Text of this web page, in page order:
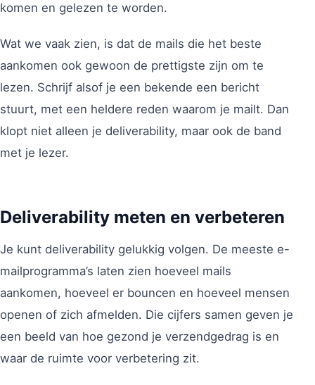
komen en gelezen te worden.
Wat we vaak zien, is dat de mails die het beste
aankomen ook gewoon de prettigste zijn om te
lezen. Schrijf alsof je een bekende een bericht
stuurt, met een heldere reden waarom je mailt. Dan
klopt niet alleen je deliverability, maar ook de band
met je lezer.
Deliverability meten en verbeteren
Je kunt deliverability gelukkig volgen. De meeste e-
mailprogramma’s laten zien hoeveel mails
aankomen, hoeveel er bouncen en hoeveel mensen
openen of zich afmelden. Die cijfers samen geven je
een beeld van hoe gezond je verzendgedrag is en
waar de ruimte voor verbetering zit.